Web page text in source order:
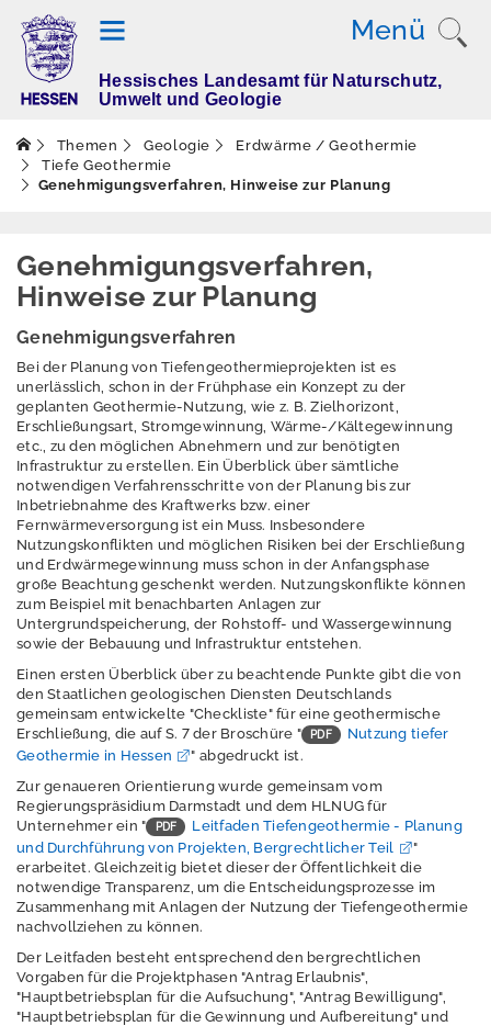
Menü
T
e
m
e
Altlasten
Boden
Dürre
Elektromagnetisch
e Felder / Licht
Erschütterungen
Geografische
Informationssystem
e
Geologie
Aktuelles
Wasserstoff
Radon in Hessen
Georisiko und
Ingenieurgeologie
Erdbeben
Erdwärme /
Hessisches Landesamt für Naturschutz,
Umwelt und Geologie
Themen Geologie
Erdwärme / Geothermie
Tiefe Geothermie
Genehmigungsverfahren, Hinweise zur Planung
Genehmigungsverfahren,
Hinweise zur Planung
Genehmigungsverfahren
Bei der Planung von Tiefengeothermieprojekten ist es
unerlässlich, schon in der Frühphase ein Konzept zu der
geplanten Geothermie-Nutzung, wie z. B. Zielhorizont,
Erschließungsart, Stromgewinnung, Wärme-/Kältegewinnung
etc., zu den möglichen Abnehmern und zur benötigten
Infrastruktur zu erstellen. Ein Überblick über sämtliche
notwendigen Verfahrensschritte von der Planung bis zur
Inbetriebnahme des Kraftwerks bzw. einer
Fernwärmeversorgung ist ein Muss. Insbesondere
Nutzungskonflikten und möglichen Risiken bei der Erschließung
und Erdwärmegewinnung muss schon in der Anfangsphase
große Beachtung geschenkt werden. Nutzungskonflikte können
zum Beispiel mit benachbarten Anlagen zur
Untergrundspeicherung, der Rohstoff- und Wassergewinnung
sowie der Bebauung und Infrastruktur entstehen.
Einen ersten Überblick über zu beachtende Punkte gibt die von
den Staatlichen geologischen Diensten Deutschlands
gemeinsam entwickelte "Checkliste" für eine geothermische
Erschließung, die auf S. 7 der Broschüre "
Nutzung tiefer
Geothermie in Hessen
" abgedruckt ist.
Zur genaueren Orientierung wurde gemeinsam vom
Regierungspräsidium Darmstadt und dem HLNUG für
Unternehmer ein "
Leitfaden Tiefengeothermie - Planung
und Durchführung von Projekten, Bergrechtlicher Teil
"
erarbeitet. Gleichzeitig bietet dieser der Öffentlichkeit die
notwendige Transparenz, um die Entscheidungsprozesse im
Zusammenhang mit Anlagen der Nutzung der Tiefengeothermie
nachvollziehen zu können.
Der Leitfaden besteht entsprechend den bergrechtlichen
Vorgaben für die Projektphasen "Antrag Erlaubnis",
"Hauptbetriebsplan für die Aufsuchung", "Antrag Bewilligung",
"Hauptbetriebsplan für die Gewinnung und Aufbereitung" und